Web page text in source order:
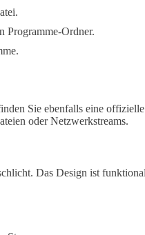
Programme-Ordner.
Sie ebenfalls eine
oder Netzwerkstreams.
Das Design ist